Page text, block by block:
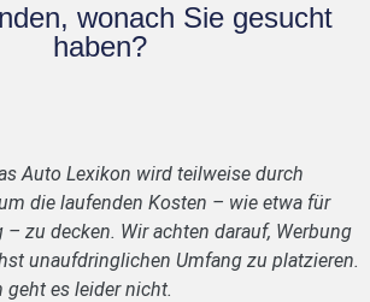
wonach Sie gesucht
haben?
Auto Lexikon wird teilweise durch
die laufenden Kosten – wie etwa für
zu decken. Wir achten darauf, Werbung
unaufdringlichen Umfang zu platzieren.
geht es leider nicht.